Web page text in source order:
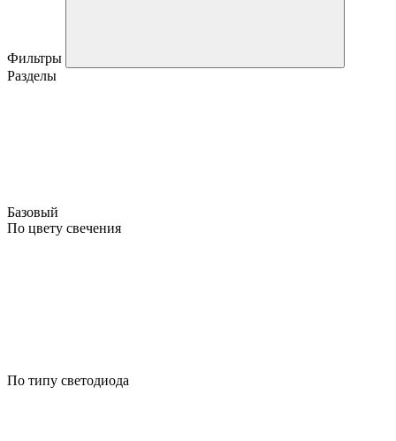
Фильтры
Разделы
Базовый
По цвету свечения
По типу светодиода